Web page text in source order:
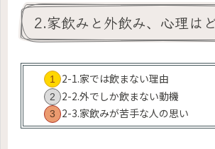
2.家飲みと外飲み、心理は
2-1.家では飲まない理由
2-2.外でしか飲まない動機
2-3.家飲みが苦手な人の思い